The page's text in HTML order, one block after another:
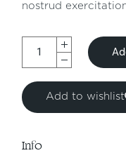
nostrud
Add to wishlist
Info